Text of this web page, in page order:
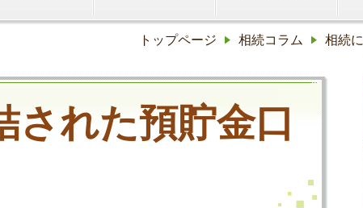
トップページ 相続コラム 相続
された預貯金口